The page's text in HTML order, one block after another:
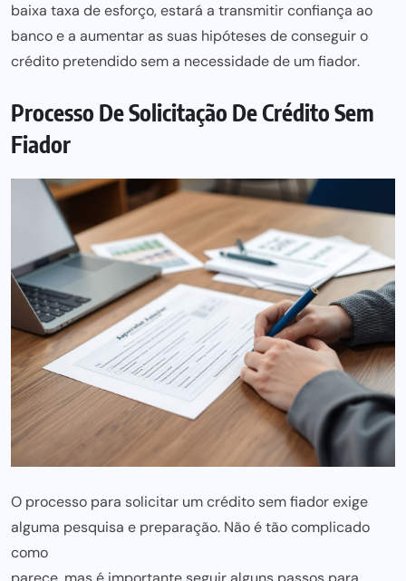
baixa taxa de esforço, estará a transmitir confiança ao
banco e a aumentar as suas hipóteses de conseguir o
crédito pretendido sem a necessidade de um fiador.
Processo De Solicitação De Crédito Sem
Fiador
O processo para solicitar um crédito sem fiador exige
alguma pesquisa e preparação. Não é tão complicado
como